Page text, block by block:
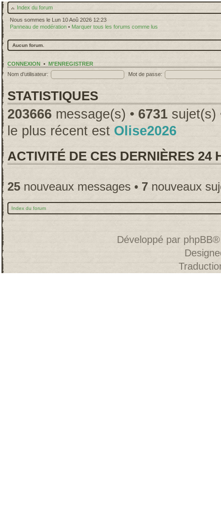
Index du forum
Nous sommes le Lun 10 Aoû 2026 12:23
Panneau de modération • Marquer tous les forums comme lus
Aucun forum.
CONNEXION • M’ENREGISTRER
Nom d’utilisateur:
Mot de passe:
STATISTIQUES
203666 message(s) • 6731 sujet(s)
le plus récent est Olise2026
ACTIVITÉ DE CES DERNIÈRES 24
25 nouveaux messages • 7 nouveaux
Index du forum
Développé par phpBB®